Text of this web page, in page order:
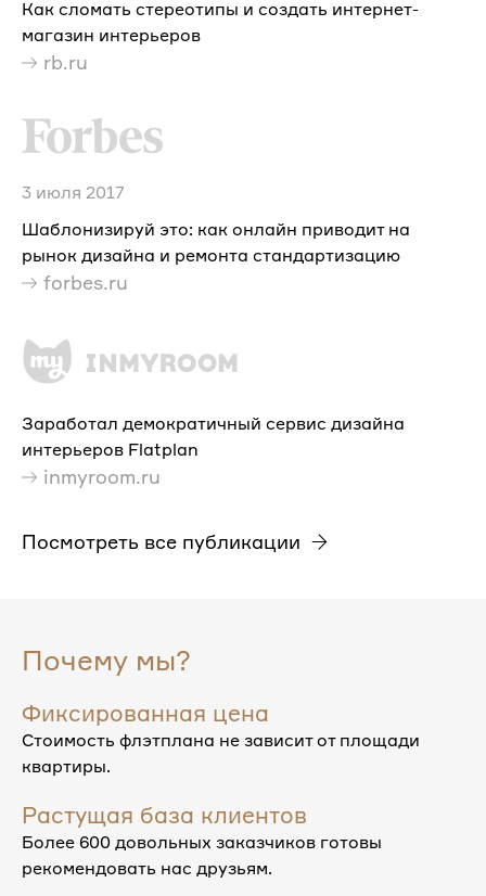
Как сломать стереотипы и создать интернет-
магазин интерьеров
rb.ru
3 июля 2017
Шаблонизируй это: как онлайн приводит на
рынок дизайна и ремонта стандартизацию
forbes.ru
Заработал демократичный сервис дизайна
интерьеров Flatplan
inmyroom.ru
Посмотреть все публикации
Почему мы?
Фиксированная цена
Стоимость флэтплана не зависит от площади
квартиры.
Растущая база клиентов
Более 600 довольных заказчиков готовы
рекомендовать нас друзьям.